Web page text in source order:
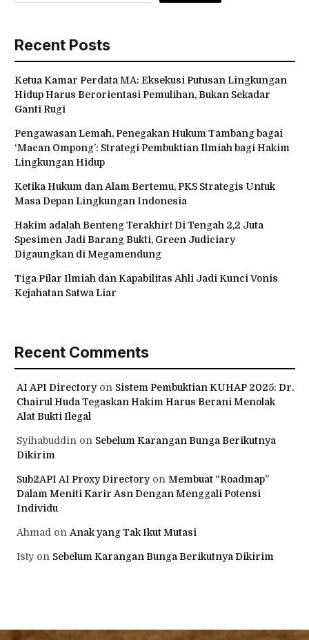
Recent Posts
Ketua Kamar Perdata MA: Eksekusi Putusan Lingkungan
Hidup Harus Berorientasi Pemulihan, Bukan Sekadar
Ganti Rugi
Pengawasan Lemah, Penegakan Hukum Tambang bagai
‘Macan Ompong’: Strategi Pembuktian Ilmiah bagi Hakim
Lingkungan Hidup
Ketika Hukum dan Alam Bertemu, PKS Strategis Untuk
Masa Depan Lingkungan Indonesia
Hakim adalah Benteng Terakhir! Di Tengah 2,2 Juta
Spesimen Jadi Barang Bukti, Green Judiciary
Digaungkan di Megamendung
Tiga Pilar Ilmiah dan Kapabilitas Ahli Jadi Kunci Vonis
Kejahatan Satwa Liar
Recent Comments
AI API Directoryon Sistem Pembuktian KUHAP 2025: Dr.
Chairul Huda Tegaskan Hakim Harus Berani Menolak
Alat Bukti Ilegal
Syihabuddin on Sebelum Karangan Bunga Berikutnya
Dikirim
Sub2API AI Proxy Directoryon Membuat “Roadmap”
Dalam Meniti Karir Asn Dengan Menggali Potensi
Individu
Ahmad on Anak yang Tak Ikut Mutasi
Istyon Sebelum Karangan Bunga Berikutnya Dikirim